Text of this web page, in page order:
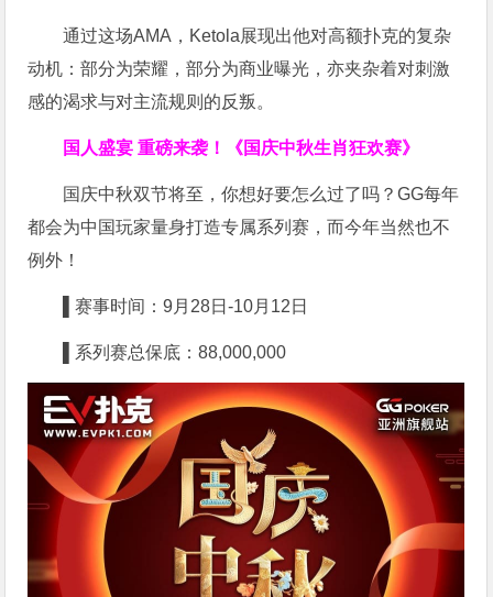
通过这场AMA，Ketola展现出他对高额扑克的复杂
动机：部分为荣耀，部分为商业曝光，亦夹杂着对刺激
感的渴求与对主流规则的反叛。
国人盛宴 重磅来袭！《国庆中秋生肖狂欢赛》
国庆中秋双节将至，你想好要怎么过了吗？GG每年
都会为中国玩家量身打造专属系列赛，而今年当然也不
例外！
▌赛事时间：9月28日-10月12日
▌系列赛总保底：88,000,000